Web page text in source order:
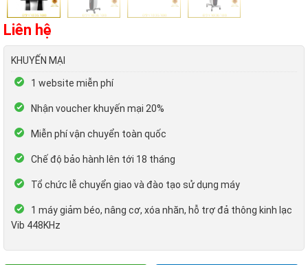
Liên hệ
KHUYẾN MẠI
1 website miễn phí
Nhận voucher khuyến mại 20%
Miễn phí vận chuyển toàn quốc
Chế độ bảo hành lên tới 18 tháng
Tổ chức lễ chuyển giao và đào tạo sử dụng máy
1 máy giảm béo, nâng cơ, xóa nhăn, hỗ trợ đả thông kinh lạc
Vib 448KHz